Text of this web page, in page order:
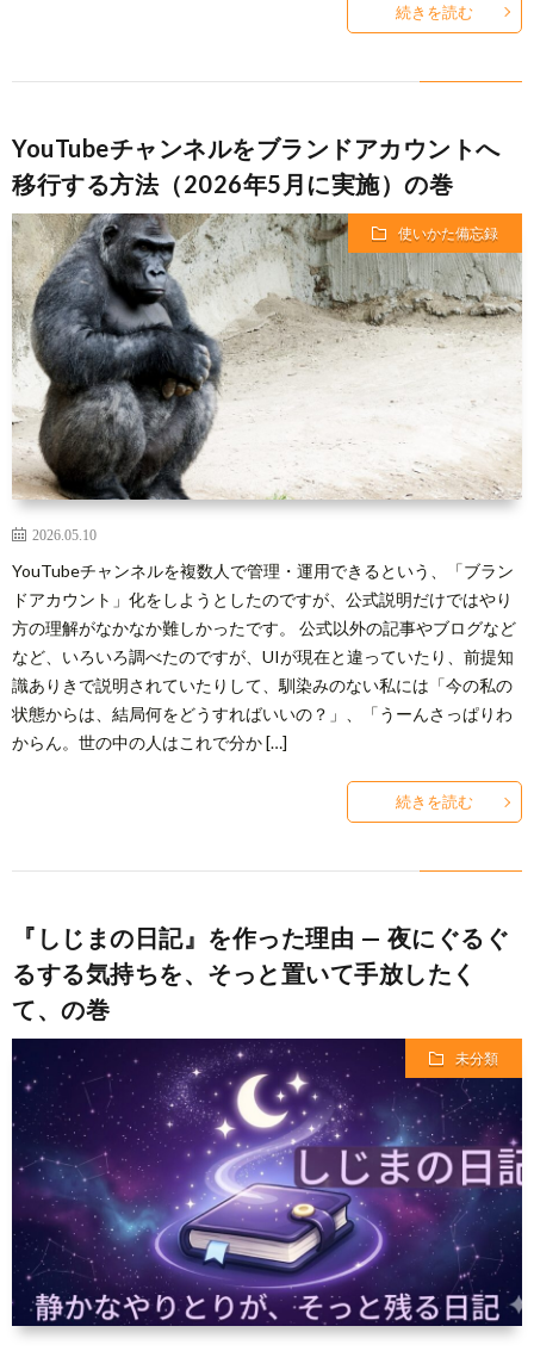
続きを読む
YouTubeチャンネルをブランドアカウントへ
移行する方法（2026年5月に実施）の巻
使いかた備忘録
2026.05.10
YouTubeチャンネルを複数人で管理・運用できるという、「ブラン
ドアカウント」化をしようとしたのですが、公式説明だけではやり
方の理解がなかなか難しかったです。 公式以外の記事やブログなど
など、いろいろ調べたのですが、UIが現在と違っていたり、前提知
識ありきで説明されていたりして、馴染みのない私には「今の私の
状態からは、結局何をどうすればいいの？」、「うーんさっぱりわ
からん。世の中の人はこれで分か […]
続きを読む
『しじまの日記』を作った理由 — 夜にぐるぐ
るする気持ちを、そっと置いて手放したく
て、の巻
未分類